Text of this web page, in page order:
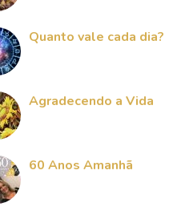
Quanto vale cada dia?
Agradecendo a Vida
60 Anos Amanhã